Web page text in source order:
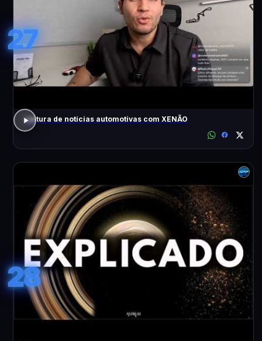
27
Leitura de notícias automotivas com XENÃO
28